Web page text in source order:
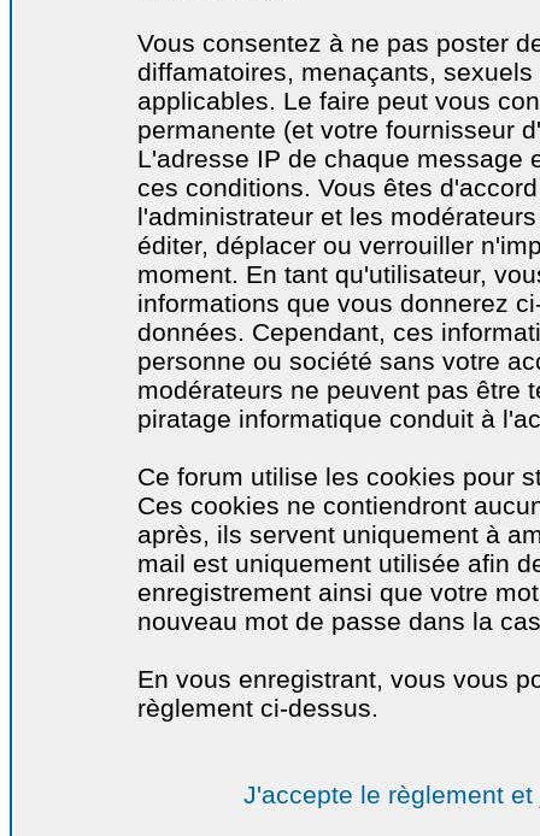
Vous consentez à ne pas poster
diffamatoires, menaçants,
applicables. Le faire peut vous
permanente (et votre fournisseur
L'adresse IP de chaque message
ces conditions. Vous êtes
l'administrateur et les
éditer, déplacer ou verrouiller
moment. En tant qu'utilisateur,
informations que vous donnerez
données. Cependant, ces
personne ou société sans votre
modérateurs ne peuvent pas être
piratage informatique conduit à
Ce forum utilise les cookies pour
Ces cookies ne contiendront
après, ils servent uniquement à
mail est uniquement utilisée afin
enregistrement ainsi que votre
nouveau mot de passe dans la
En vous enregistrant, vous vous
règlement ci-dessus.
J'accepte le règlement